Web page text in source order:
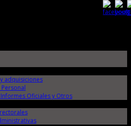
adquisiciones
Oficiales y Otros